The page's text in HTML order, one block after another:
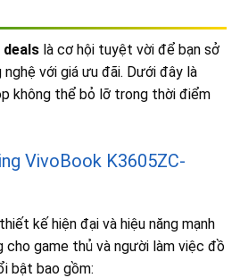
deals là cơ hội tuyệt vời để bạn sở
với giá ưu đãi. Dưới đây là
không thể bỏ lỡ trong thời điểm
VivoBook K3605ZC-
kế hiện đại và hiệu năng mạnh
cho game thủ và người làm việc đồ
bật bao gồm: